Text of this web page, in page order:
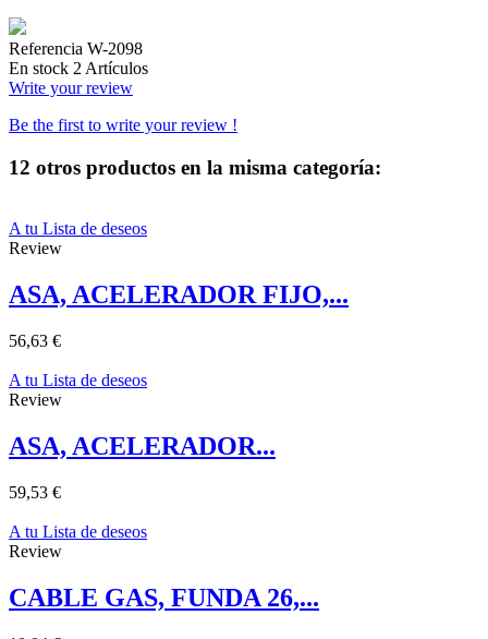
Referencia W-2098
En stock 2 Artículos
Write your review
Be the first to write your review !
12 otros productos en la misma categoría:
A tu Lista de deseos
Review
ASA, ACELERADOR FIJO,...
56,63 €
A tu Lista de deseos
Review
ASA, ACELERADOR...
59,53 €
A tu Lista de deseos
Review
CABLE GAS, FUNDA 26,...